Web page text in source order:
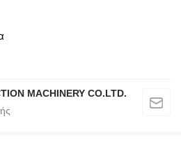
MACHINERY CO.LTD.